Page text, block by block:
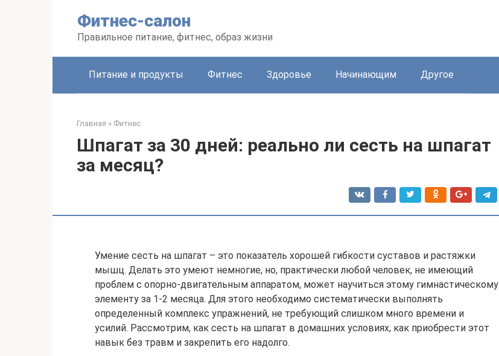
Фитнес-салон
Правильное питание, фитнес, образ жизни
Питание и продукты Фитнес Здоровье Начинающим Другое
Главная » Фитнес
Шпагат за 30 дней: реально ли сесть на шпагат
за месяц?
Умение сесть на шпагат – это показатель хорошей гибкости суставов и растяжки
мышц. Делать это умеют немногие, но, практически любой человек, не имеющий
проблем с опорно-двигательным аппаратом, может научиться этому гимнастическому
элементу за 1-2 месяца. Для этого необходимо систематически выполнять
определенный комплекс упражнений, не требующий слишком много времени и
усилий. Рассмотрим, как сесть на шпагат в домашних условиях, как приобрести этот
навык без травм и закрепить его надолго.